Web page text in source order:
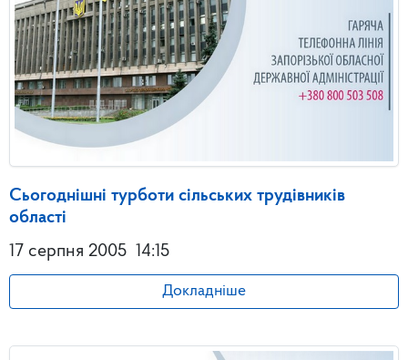
Сьогоднішні турботи сільських трудівників
області
17 серпня 2005 14:15
Докладніше